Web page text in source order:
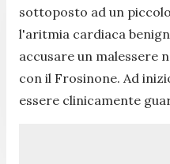
sottoposto ad un
l'aritmia cardiaca
accusare un malessere
con il Frosinone. Ad
essere clinicamente